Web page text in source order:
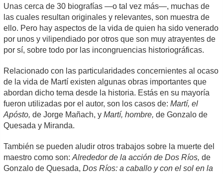
Unas cerca de 30 biografías —o tal vez más—, muchas de
las cuales resultan originales y relevantes, son muestra de
ello. Pero hay aspectos de la vida de quien ha sido venerado
por unos y vilipendiado por otros que son muy atrayentes de
por sí, sobre todo por las incongruencias historiográficas.
Relacionado con las particularidades concernientes al ocaso
de la vida de Martí existen algunas obras importantes que
abordan dicho tema desde la historia. Estás en su mayoría
fueron utilizadas por el autor, son los casos de:Martí, el
Apósto, de Jorge Mañach, yMartí, hombre, de Gonzalo de
Quesada y Miranda.
También se pueden aludir otros trabajos sobre la muerte del
maestro como son:Alrededor de la acción de Dos Ríos,de
Gonzalo de Quesada, Dos Ríos: a caballo y con el sol en la